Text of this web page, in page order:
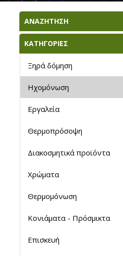
ΑΝΑΖΗΤΗΣΗ
ΚΑΤΗΓΟΡΙΕΣ
Ξηρά δόμηση
Ηχομόνωση
Εργαλεία
Θερμοπρόσοψη
Διακοσμητικά προϊόντα
Χρώματα
Θερμομόνωση
Κονιάματα - Πρόσμικτα
Επισκευή